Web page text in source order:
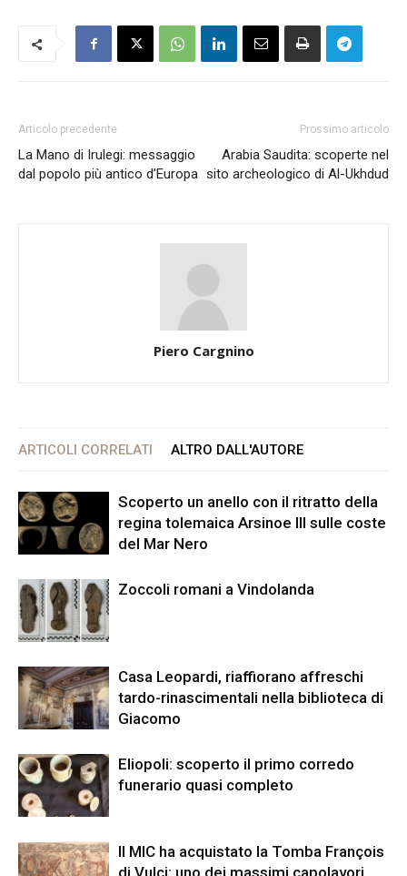
Articolo precedente
La Mano di Irulegi: messaggio
dal popolo più antico d’Europa
Prossimo articolo
Arabia Saudita: scoperte nel
sito archeologico di Al-Ukhdud
Piero Cargnino
ARTICOLI CORRELATI ALTRO DALL'AUTORE
Scoperto un anello con il ritratto della
regina tolemaica Arsinoe III sulle coste
del Mar Nero
Zoccoli romani a Vindolanda
Casa Leopardi, riaffiorano affreschi
tardo-rinascimentali nella biblioteca di
Giacomo
Eliopoli: scoperto il primo corredo
funerario quasi completo
Il MIC ha acquistato la Tomba François